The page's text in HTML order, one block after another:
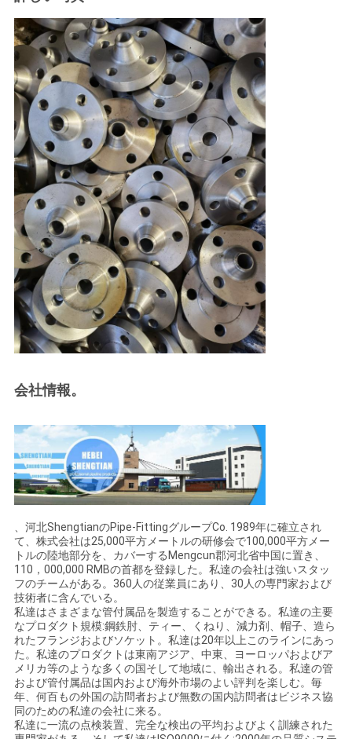
シ
ー
ポ
リ
シ
ー
会社情報。
、河北ShengtianのPipe-FittingグループCo. 1989年に確立され
て、株式会社は25,000平方メートルの研修会で100,000平方メー
トルの陸地部分を、カバーするMengcun郡河北省中国に置き、
110，000,000 RMBの首都を登録した。私達の会社は強いスタッ
フのチームがある。360人の従業員にあり、30人の専門家および
技術者に含んでいる。
私達はさまざまな管付属品を製造することができる。私達の主要
なプロダクト規模:鋼鉄肘、ティー、くねり、減力剤、帽子、造ら
れたフランジおよびソケット。私達は20年以上このラインにあっ
た。私達のプロダクトは東南アジア、中東、ヨーロッパおよびア
メリカ等のような多くの国そして地域に、輸出される。私達の管
および管付属品は国内および海外市場のよい評判を楽しむ。毎
年、何百もの外国の訪問者および無数の国内訪問者はビジネス協
同のための私達の会社に来る。
私達に一流の点検装置、完全な検出の平均およびよく訓練された